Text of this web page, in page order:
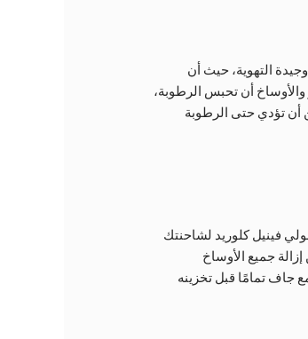
التهوية، حيث أن
أن تحبس الرطوبة،
أن تؤدي حتى الرطوبة
فينيل كلوريد لشاحنتك
جميع الأوساخ
جاف تمامًا قبل تخزينه